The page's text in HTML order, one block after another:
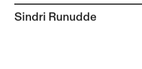
Zur Künstler*in-Seite von
Sindri Runudde